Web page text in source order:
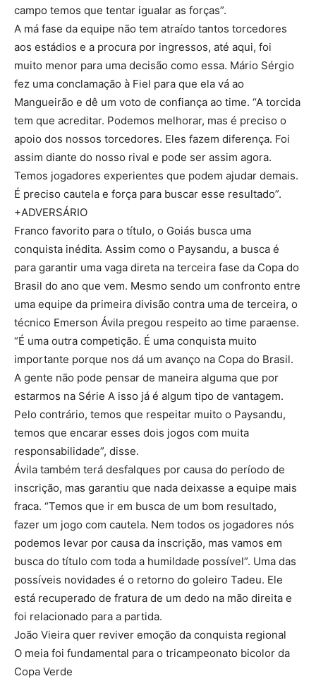
campo temos que tentar igualar as forças”.
A má fase da equipe não tem atraído tantos torcedores
aos estádios e a procura por ingressos, até aqui, foi
muito menor para uma decisão como essa. Mário Sérgio
fez uma conclamação à Fiel para que ela vá ao
Mangueirão e dê um voto de confiança ao time. “A torcida
tem que acreditar. Podemos melhorar, mas é preciso o
apoio dos nossos torcedores. Eles fazem diferença. Foi
assim diante do nosso rival e pode ser assim agora.
Temos jogadores experientes que podem ajudar demais.
É preciso cautela e força para buscar esse resultado”.
+ADVERSÁRIO
Franco favorito para o título, o Goiás busca uma
conquista inédita. Assim como o Paysandu, a busca é
para garantir uma vaga direta na terceira fase da Copa do
Brasil do ano que vem. Mesmo sendo um confronto entre
uma equipe da primeira divisão contra uma de terceira, o
técnico Emerson Ávila pregou respeito ao time paraense.
“É uma outra competição. É uma conquista muito
importante porque nos dá um avanço na Copa do Brasil.
A gente não pode pensar de maneira alguma que por
estarmos na Série A isso já é algum tipo de vantagem.
Pelo contrário, temos que respeitar muito o Paysandu,
temos que encarar esses dois jogos com muita
responsabilidade”, disse.
Ávila também terá desfalques por causa do período de
inscrição, mas garantiu que nada deixasse a equipe mais
fraca. “Temos que ir em busca de um bom resultado,
fazer um jogo com cautela. Nem todos os jogadores nós
podemos levar por causa da inscrição, mas vamos em
busca do título com toda a humildade possível”. Uma das
possíveis novidades é o retorno do goleiro Tadeu. Ele
está recuperado de fratura de um dedo na mão direita e
foi relacionado para a partida.
João Vieira quer reviver emoção da conquista regional
O meia foi fundamental para o tricampeonato bicolor da
Copa Verde